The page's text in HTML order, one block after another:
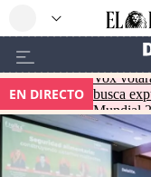
EN DIRECTO
Vox
busca
Mundial